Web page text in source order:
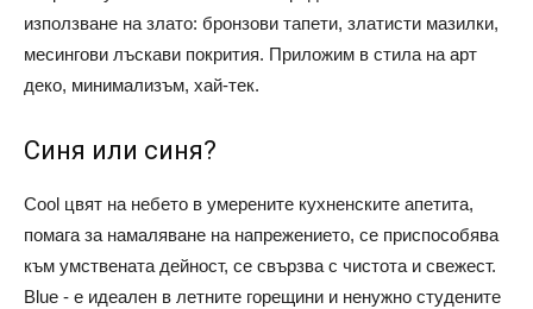
използване на злато: бронзови тапети, златисти мазилки,
месингови лъскави покрития. Приложим в стила на арт
деко, минимализъм, хай-тек.
Синя или синя?
Cool цвят на небето в умерените кухненските апетита,
помага за намаляване на напрежението, се приспособява
към умствената дейност, се свързва с чистота и свежест.
Blue - е идеален в летните горещини и ненужно студените